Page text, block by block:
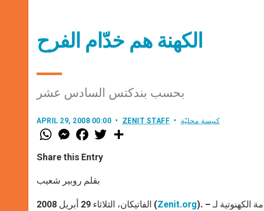
الكهنة هم خدّام الفرح
بحسب بندكتس السادس عشر
APRIL 29, 2008 00:00 ZENIT STAFF كنيسة محليّة
W
h
t
s
p
p
M
e
s
e
g
e
F
a
e
b
o
k
w
Share this Entry
بقلم روبير شعيب
الفاتيكان، الثلاثاء 29 أبريل 2008 (Zenit.org). – توقف البابا بندكتس السادس عشر في عظته بمناسبة السيامة الكهنوتية لـ